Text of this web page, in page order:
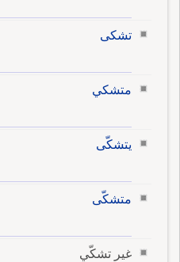
تشكى
متشكي
يتشكّى
متشكّى
غير تشكّي